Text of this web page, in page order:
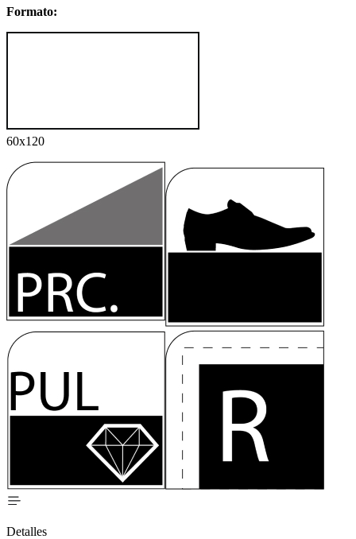
Formato:
60x120
Detalles